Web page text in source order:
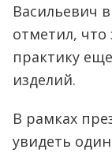
Васильевич
отметил,
практику
изделий.
В рамках
увидеть